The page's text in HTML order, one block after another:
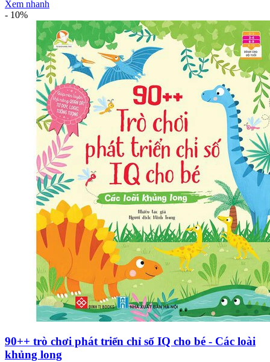
Xem nhanh
- 10%
90++ trò chơi phát triển chỉ số IQ cho bé - Các loài
khủng long